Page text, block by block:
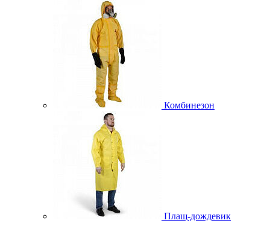
Комбинезон
Плащ-дождевик